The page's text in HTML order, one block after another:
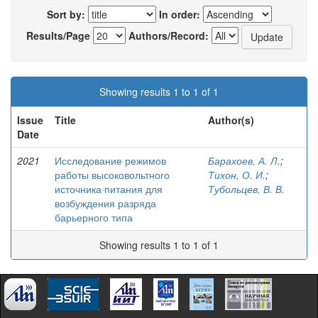
Sort by:
In order:
Results/Page
Authors/Record:
Showing results 1 to 1 of 1
Issue
Date
Title Author(s)
2021
Исследование режимов
работы высоковольтного
источника питания для
возбуждения разряда
барьерного типа
Барахоев, А. Л.;
Тихон, О. И.;
Тубольцев, В. В.
Showing results 1 to 1 of 1